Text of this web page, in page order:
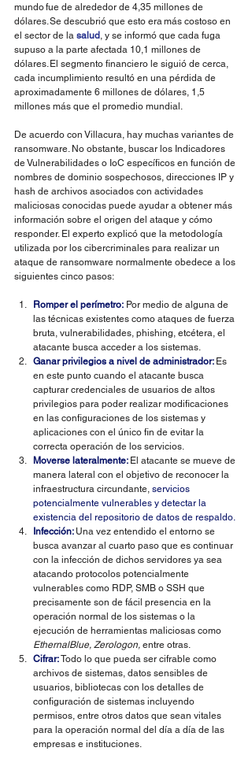
mundo fue de alrededor de 4,35 millones de
dólares. Se descubrió que esto era más costoso en
el sector de la salud , y se informó que cada fuga
supuso a la parte afectada 10,1 millones de
dólares. El segmento financiero le siguió de cerca,
cada incumplimiento resultó en una pérdida de
aproximadamente 6 millones de dólares, 1,5
millones más que el promedio mundial.
De acuerdo con Villacura, hay muchas variantes de
ransomware. No obstante, buscar los Indicadores
de Vulnerabilidades o IoC específicos en función de
nombres de dominio sospechosos, direcciones IP y
hash de archivos asociados con actividades
maliciosas conocidas puede ayudar a obtener más
información sobre el origen del ataque y cómo
responder. El experto explicó que la metodología
utilizada por los cibercriminales para realizar un
ataque de ransomware normalmente obedece a los
siguientes cinco pasos:
Romper el perímetro: Por medio de alguna de
las técnicas existentes como ataques de fuerza
bruta, vulnerabilidades, phishing, etcétera, el
atacante busca acceder a los sistemas.
Ganar privilegios a nivel de administrador: Es
en este punto cuando el atacante busca
capturar credenciales de usuarios de altos
privilegios para poder realizar modificaciones
en las configuraciones de los sistemas y
aplicaciones con el único fin de evitar la
correcta operación de los servicios.
Moverse lateralmente: El atacante se mueve de
manera lateral con el objetivo de reconocer la
infraestructura circundante, servicios
potencialmente vulnerables y detectar la
existencia del repositorio de datos de respaldo.
Infección: Una vez entendido el entorno se
busca avanzar al cuarto paso que es continuar
con la infección de dichos servidores ya sea
atacando protocolos potencialmente
vulnerables como RDP, SMB o SSH que
precisamente son de fácil presencia en la
operación normal de los sistemas o la
ejecución de herramientas maliciosas como
EthernalBlue, Zerologon, entre otras.
Cifrar: Todo lo que pueda ser cifrable como
archivos de sistemas, datos sensibles de
usuarios, bibliotecas con los detalles de
configuración de sistemas incluyendo
permisos, entre otros datos que sean vitales
para la operación normal del día a día de las
empresas e instituciones.